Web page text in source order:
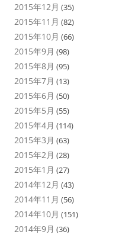
2015年12月 (35)
2015年11月 (82)
2015年10月 (66)
2015年9月 (98)
2015年8月 (95)
2015年7月 (13)
2015年6月 (50)
2015年5月 (55)
2015年4月 (114)
2015年3月 (63)
2015年2月 (28)
2015年1月 (27)
2014年12月 (43)
2014年11月 (56)
2014年10月 (151)
2014年9月 (36)